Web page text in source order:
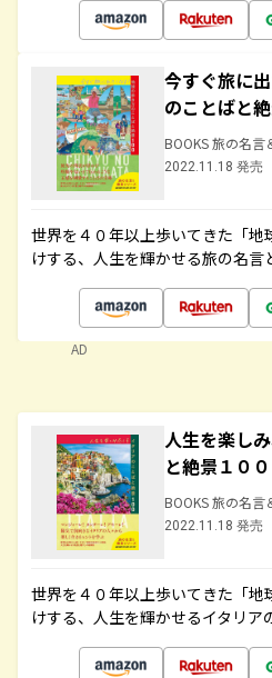
今すぐ旅に
のことばと
BOOKS 旅の名言
2022.11.18 発売
世界を４０年以上歩いてきた「
けする、人生を輝かせる旅の名言
AD
人生を楽し
と絶景１００
BOOKS 旅の名言
2022.11.18 発売
世界を４０年以上歩いてきた「
けする、人生を輝かせるイタリア